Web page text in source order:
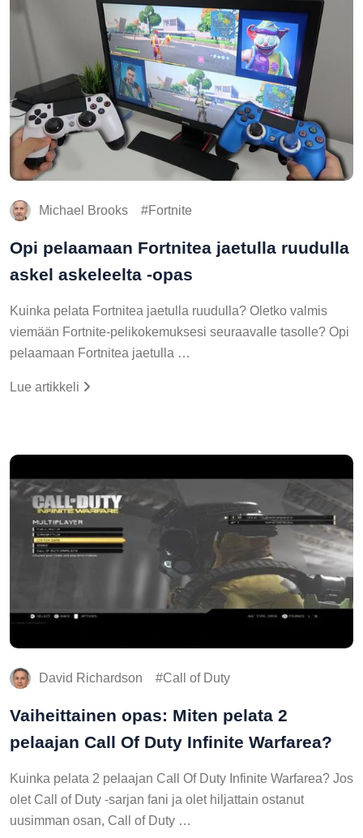
Michael Brooks Fortnite
Opi pelaamaan Fortnitea jaetulla ruudulla
askel askeleelta -opas
Kuinka pelata Fortnitea jaetulla ruudulla? Oletko valmis
viemään Fortnite-pelikokemuksesi seuraavalle tasolle? Opi
pelaamaan Fortnitea jaetulla …
Lue artikkeli
David Richardson Call of Duty
Vaiheittainen opas: Miten pelata 2
pelaajan Call Of Duty Infinite Warfarea?
Kuinka pelata 2 pelaajan Call Of Duty Infinite Warfarea? Jos
olet Call of Duty -sarjan fani ja olet hiljattain ostanut
uusimman osan, Call of Duty …